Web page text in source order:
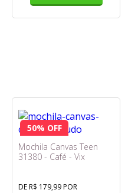
50% OFF
Mochila Canvas Teen
31380 - Café - Vix
DE R$ 179,99 POR